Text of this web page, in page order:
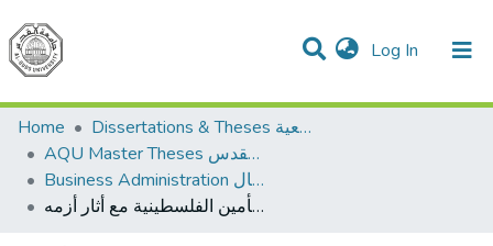
Log In (current)
Communities & Collections
All of DSpace
Home
Dissertations & Theses الرسائل الجامعية
AQU Master Theses الرسائل الجامعية الخاصة بجامعة القدس
Business Administration إدارة الاعمال
أساليب تعامل شركات التأمين الفلسطينية مع أثار أزمه Covid-19